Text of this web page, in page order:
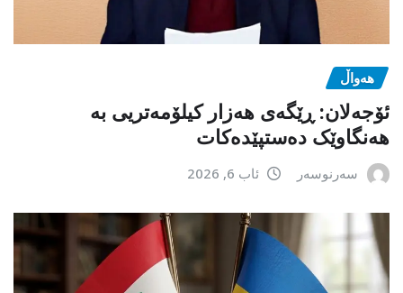
هەواڵ
ئۆجەلان: ڕێگەی هەزار کیلۆمەتریی بە
هەنگاوێک دەستپێدەکات
سەرنوسەر ئاب 6, 2026